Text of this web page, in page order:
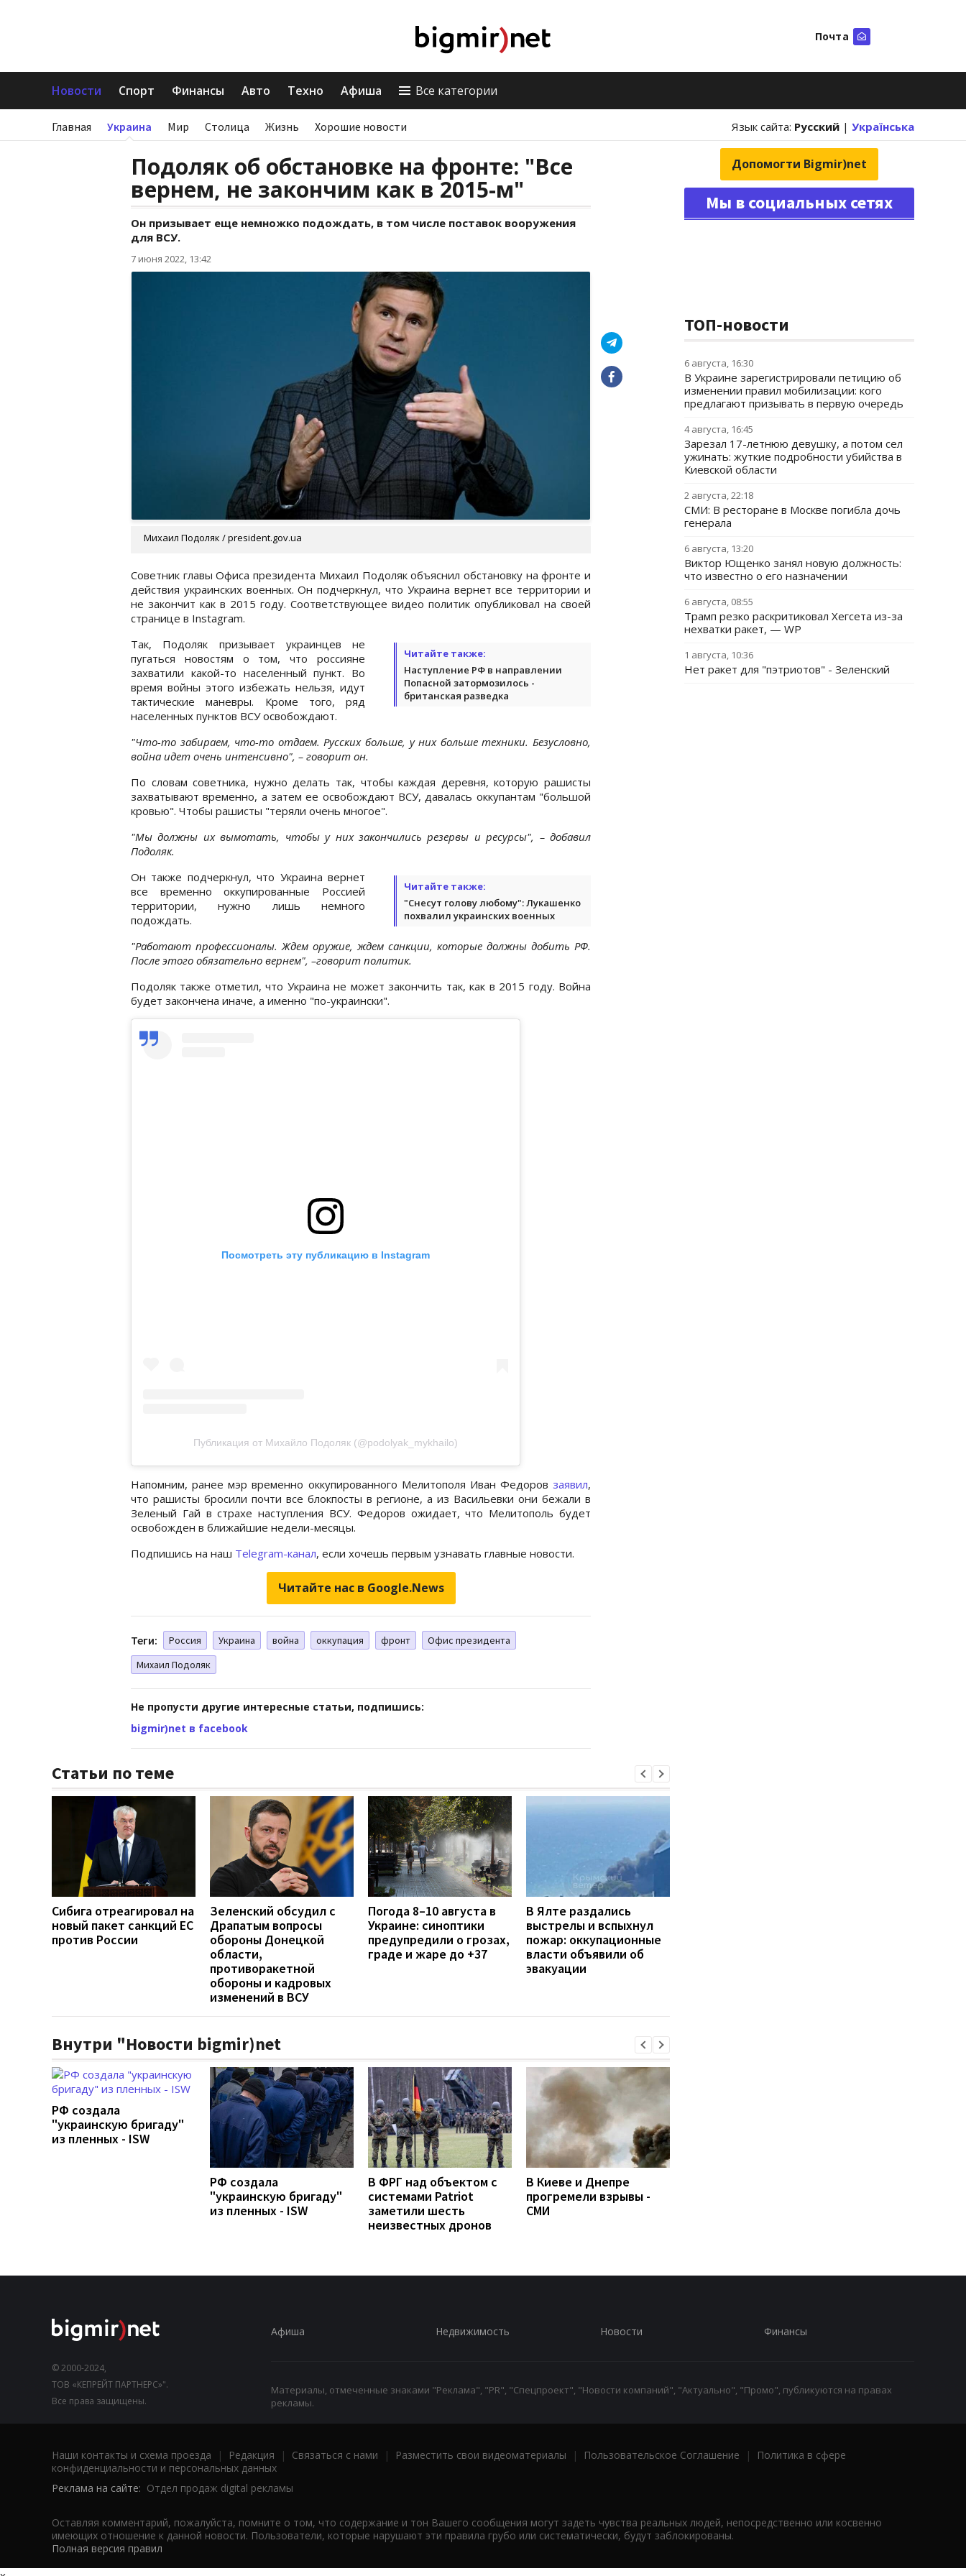
Почта
Новости Спорт Финансы Авто Техно Афиша Все категории
Главная Украина Мир Столица Жизнь Хорошие новости Язык сайта: Русский | Українська
Подоляк об обстановке на фронте: "Все
вернем, не закончим как в 2015-м"
Он призывает еще немножко подождать, в том числе поставок вооружения
для ВСУ.
7 июня 2022, 13:42
Михаил Подоляк / president.gov.ua
Советник главы Офиса президента Михаил Подоляк объяснил обстановку на фронте и
действия украинских военных. Он подчеркнул, что Украина вернет все территории и
не закончит как в 2015 году. Соответствующее видео политик опубликовал на своей
странице в Instagram.
Читайте также:
Наступление РФ в направлении
Попасной затормозилось -
британская разведка
Так, Подоляк призывает украинцев не
пугаться новостям о том, что россияне
захватили какой-то населенный пункт. Во
время войны этого избежать нельзя, идут
тактические маневры. Кроме того, ряд
населенных пунктов ВСУ освобождают.
"Что-то забираем, что-то отдаем. Русских больше, у них больше техники. Безусловно,
война идет очень интенсивно", – говорит он.
По словам советника, нужно делать так, чтобы каждая деревня, которую рашисты
захватывают временно, а затем ее освобождают ВСУ, давалась оккупантам "большой
кровью". Чтобы рашисты "теряли очень многое".
"Мы должны их вымотать, чтобы у них закончились резервы и ресурсы", – добавил
Подоляк.
Читайте также:
"Снесут голову любому": Лукашенко
похвалил украинских военных
Он также подчеркнул, что Украина вернет
все временно оккупированные Россией
территории, нужно лишь немного
подождать.
"Работают профессионалы. Ждем оружие, ждем санкции, которые должны добить РФ.
После этого обязательно вернем", –говорит политик.
Подоляк также отметил, что Украина не может закончить так, как в 2015 году. Война
будет закончена иначе, а именно "по-украински".
Посмотреть эту публикацию в Instagram
Публикация от Михайло Подоляк (@podolyak_mykhailo)
Напомним, ранее мэр временно оккупированного Мелитополя Иван Федоров заявил,
что рашисты бросили почти все блокпосты в регионе, а из Васильевки они бежали в
Зеленый Гай в страхе наступления ВСУ. Федоров ожидает, что Мелитополь будет
освобожден в ближайшие недели-месяцы.
Подпишись на наш Telegram-канал, если хочешь первым узнавать главные новости.
Читайте нас в Google.News
Теги: Россия Украина война оккупация фронт
Офис президента
Михаил Подоляк
Не пропусти другие интересные статьи, подпишись:
bigmir)net в facebook
Статьи по теме
Сибига отреагировал на
новый пакет санкций ЕС
против России
Зеленский обсудил с
Драпатым вопросы
обороны Донецкой
области,
противоракетной
обороны и кадровых
изменений в ВСУ
Погода 8–10 августа в
Украине: синоптики
предупредили о грозах,
граде и жаре до +37
В Ялте раздались
выстрелы и вспыхнул
пожар: оккупационные
власти объявили об
эвакуации
Внутри "Новости bigmir)net
РФ создала
"украинскую бригаду"
из пленных - ISW
РФ создала
"украинскую бригаду"
из пленных - ISW
В ФРГ над объектом с
системами Patriot
заметили шесть
неизвестных дронов
В Киеве и Днепре
прогремели взрывы -
СМИ
Допомогти Bigmir)net
Мы в социальных сетях
ТОП-новости
6 августа, 16:30
В Украине зарегистрировали петицию об
изменении правил мобилизации: кого
предлагают призывать в первую очередь
4 августа, 16:45
Зарезал 17-летнюю девушку, а потом сел
ужинать: жуткие подробности убийства в
Киевской области
2 августа, 22:18
СМИ: В ресторане в Москве погибла дочь
генерала
6 августа, 13:20
Виктор Ющенко занял новую должность:
что известно о его назначении
6 августа, 08:55
Трамп резко раскритиковал Хегсета из-за
нехватки ракет, — WP
1 августа, 10:36
Нет ракет для "пэтриотов" - Зеленский
© 2000-2024,
ТОВ «КЕПРЕЙТ ПАРТНЕРС»".
Все права защищены.
Афиша Недвижимость Новости Финансы
Материалы, отмеченные знаками "Реклама", "PR", "Спецпроект", "Новости компаний", "Актуально", "Промо", публикуются на правах
рекламы.
Наши контакты и схема проезда | Редакция | Связаться с нами | Разместить свои видеоматериалы | Пользовательское Соглашение |
Политика в сфере
конфиденциальности и персональных данных
Реклама на сайте: Отдел продаж digital рекламы
Оставляя комментарий, пожалуйста, помните о том, что содержание и тон Вашего сообщения могут задеть чувства реальных людей, непосредственно или косвенно
имеющих отношение к данной новости. Пользователи, которые нарушают эти правила грубо или систематически, будут заблокированы.
Полная версия правил